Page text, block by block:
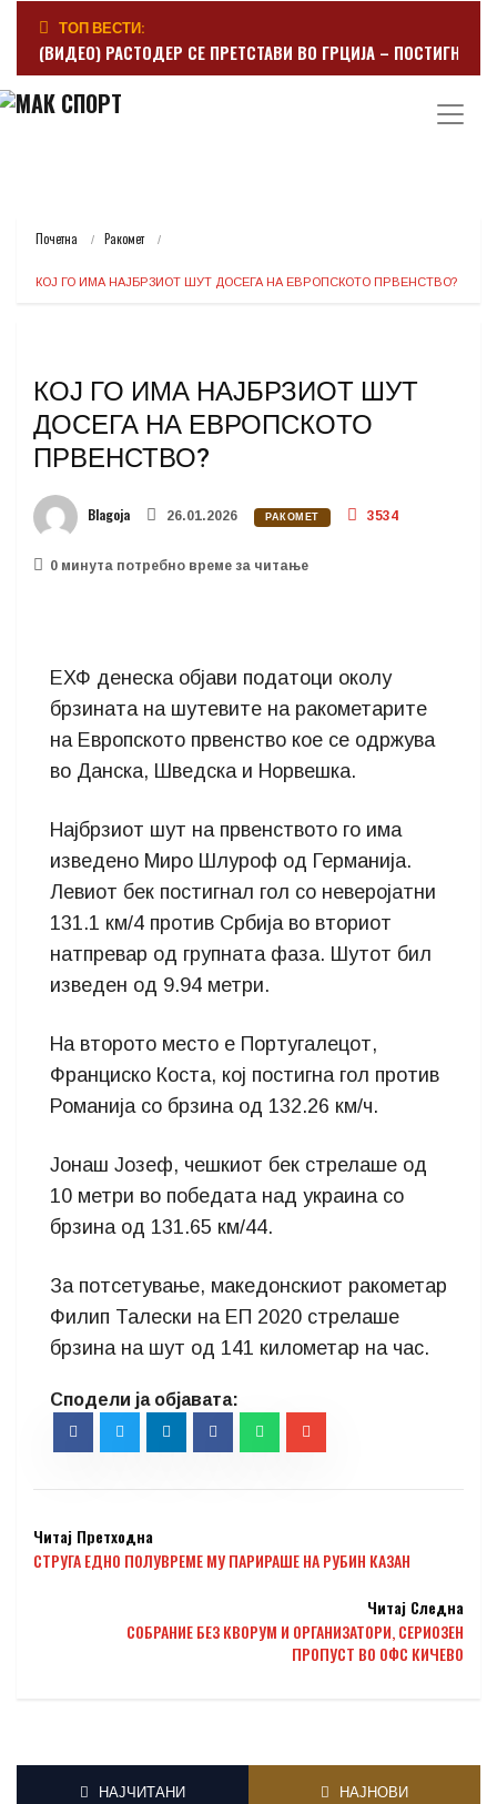
ТОП ВЕСТИ:
(ВИДЕО) РАСТОДЕР СЕ ПРЕТСТАВИ ВО ГРЦИЈА – ПОСТИГНА
Почетна Ракомет
КОЈ ГО ИМА НАЈБРЗИОТ ШУТ ДОСЕГА НА ЕВРОПСКОТО ПРВЕНСТВО?
КОЈ ГО ИМА НАЈБРЗИОТ ШУТ
ДОСЕГА НА ЕВРОПСКОТО
ПРВЕНСТВО?
Blagoja 26.01.2026 РАКОМЕТ 3534
0 минутa потребно време за читање
ЕХФ денеска објави податоци околу
брзината на шутевите на ракометарите
на Европското првенство кое се одржува
во Данска, Шведска и Норвешка.
Најбрзиот шут на првенството го има
изведено Миро Шлуроф од Германија.
Левиот бек постигнал гол со неверојатни
131.1 км/4 против Србија во вториот
натпревар од групната фаза. Шутот бил
изведен од 9.94 метри.
На второто место е Португалецот,
Франциско Коста, кој постигна гол против
Романија со брзина од 132.26 км/ч.
Јонаш Јозеф, чешкиот бек стрелаше од
10 метри во победата над украина со
брзина од 131.65 км/44.
За потсетување, македонскиот ракометар
Филип Талески на ЕП 2020 стрелаше
брзина на шут од 141 километар на час.
Читај Претходна
СТРУГА ЕДНО ПОЛУВРЕМЕ МУ ПАРИРАШЕ НА РУБИН КАЗАН
Читај Следна
СОБРАНИЕ БЕЗ КВОРУМ И ОРГАНИЗАТОРИ, СЕРИОЗЕН
ПРОПУСТ ВО ОФС КИЧЕВО
НАЈЧИТАНИ НАЈНОВИ